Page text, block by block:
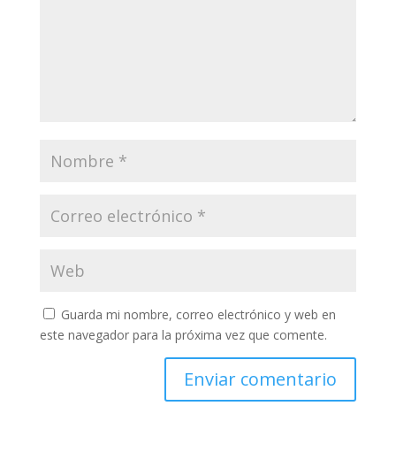
Guarda mi nombre, correo electrónico y web en
este navegador para la próxima vez que comente.